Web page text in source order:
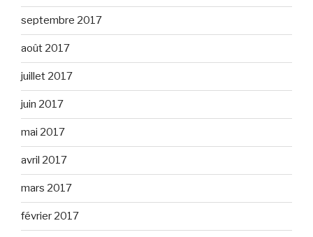
septembre 2017
août 2017
juillet 2017
juin 2017
mai 2017
avril 2017
mars 2017
février 2017